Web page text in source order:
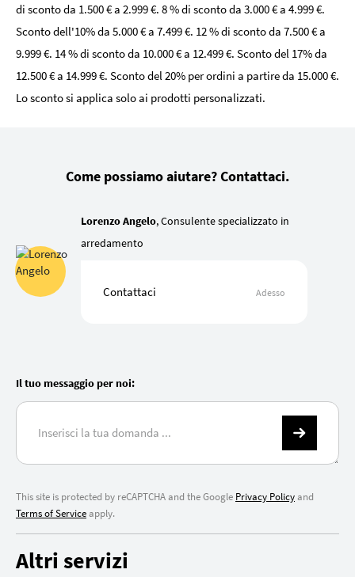
di sconto da 1.500 € a 2.999 €. 8 % di sconto da 3.000 € a 4.999 €.
Sconto dell'10% da 5.000 € a 7.499 €. 12 % di sconto da 7.500 € a
9.999 €. 14 % di sconto da 10.000 € a 12.499 €. Sconto del 17% da
12.500 € a 14.999 €. Sconto del 20% per ordini a partire da 15.000 €.
Lo sconto si applica solo ai prodotti personalizzati.
Come possiamo aiutare? Contattaci.
Lorenzo Angelo, Consulente specializzato in
arredamento
Contattaci Adesso
Il tuo messaggio per noi:
This site is protected by reCAPTCHA and the Google Privacy Policyand
Terms of Serviceapply.
Altri servizi